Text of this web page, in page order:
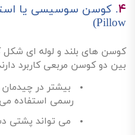
۴. کوسن سوسیسی یا
Pillow)
کوسن های بلند و لوله ای شکل
بین دو کوسن مربعی کاربرد
بیشتر در
رسمی استفاده
می تواند پشتی